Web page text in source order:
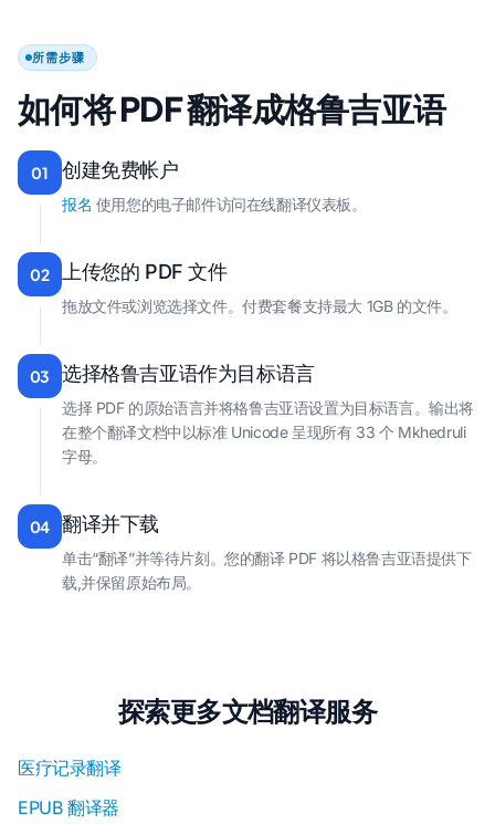
所需步骤
如何将 PDF 翻译成格鲁吉亚语
01 创建免费帐户
报名 使用您的电子邮件访问在线翻译仪表板。
02 上传您的 PDF 文件
拖放文件或浏览选择文件。付费套餐支持最大 1GB 的文件。
03 选择格鲁吉亚语作为目标语言
选择 PDF 的原始语言并将格鲁吉亚语设置为目标语言。输出将
在整个翻译文档中以标准 Unicode 呈现所有 33 个 Mkhedruli
字母。
04 翻译并下载
单击“翻译”并等待片刻。您的翻译 PDF 将以格鲁吉亚语提供下
载,并保留原始布局。
探索更多文档翻译服务
医疗记录翻译
EPUB 翻译器